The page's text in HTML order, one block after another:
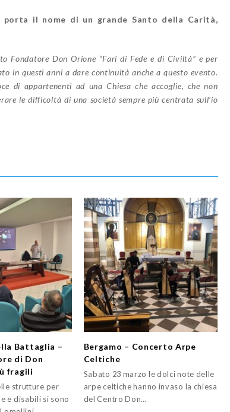
il nome di un grande Santo della Carità,
Fondatore Don Orione “Fari di Fede e di Civiltà” e per
in questi anni a dare continuità anche a questo evento.
di appartenenti ad una Chiesa che accoglie, che non
le difficoltà di una società sempre più centrata sull’io
Battaglia –
di Don
fragili
strutture per
e disabili si sono
Bergamo – Concerto Arpe
Celtiche
Sabato 23 marzo le dolci note delle
arpe celtiche hanno invaso la chiesa
del Centro Don…